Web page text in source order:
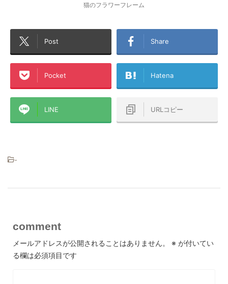
猫のフラワーフレーム
Post Share
Pocket Hatena
LINE URLコピー
-
comment
メールアドレスが公開されることはありません。 ※ が付いてい
る欄は必須項目です